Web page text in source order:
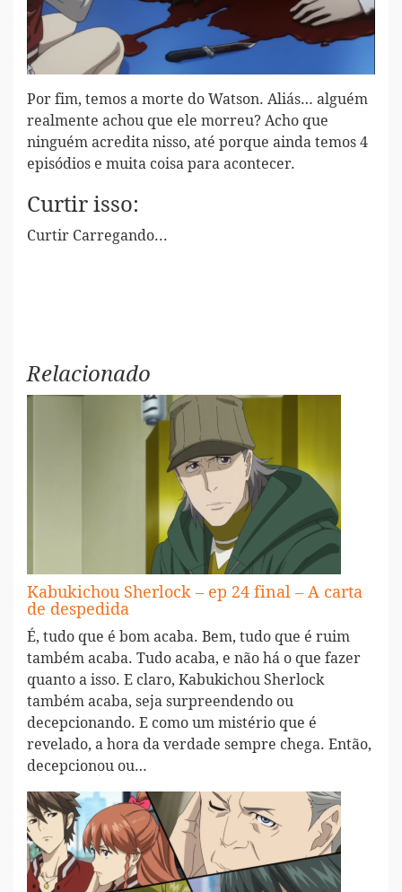
Por fim, temos a morte do Watson. Aliás… alguém
realmente achou que ele morreu? Acho que
ninguém acredita nisso, até porque ainda temos 4
episódios e muita coisa para acontecer.
Curtir isso:
Curtir Carregando...
Relacionado
Kabukichou Sherlock – ep 24 final – A carta
de despedida
É, tudo que é bom acaba. Bem, tudo que é ruim
também acaba. Tudo acaba, e não há o que fazer
quanto a isso. E claro, Kabukichou Sherlock
também acaba, seja surpreendendo ou
decepcionando. E como um mistério que é
revelado, a hora da verdade sempre chega. Então,
decepcionou ou…